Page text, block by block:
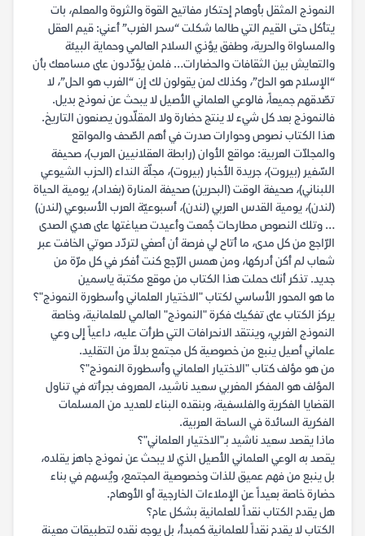
النموذج المثقل بأوهام إحتكار مفاتيح القوة والثروة والمعلم، بات
يتأكل حتى القيم التي طالما شكلت “سحر الغرب” أعني: قيم العقل
والمساواة والحرية، وطفق يؤذي السلام العالمي وحماية البيئة
والتعايش بين الثقافات والحضارات… فلمن يؤدّدون على مسامعك بأن
“الإسلام هو الحلّ”، وكذلك لمن يقولون لك إن “الغرب هو الحل”، لا
تصّدقهم جميعاً، فالوعي العلماني الأصيل لا يبحث عن نموذج بديل.
فالنموذج بعد كل شيء لا ينتج حضارة ولا المقلّدون يصنعون التاريخ.
هذا الكتاب نصوص وحوارات صدرت في أهم الصّحف والمواقع
والمجلاّت العربية: مواقع الأوان (رابطة العقلانيين العرب)، صحيفة
السّفير (بيروت)، جريدة الأخبار (بيروت)، مجلّة النداء (الحزب الشيوعي
اللبناني)، صحيفة الوقت (البحرين) صحيفة المنارة (بغداد)، يومية الحياة
(لندن)، يومية القدس العربي (لندن)، أسبوعيّة العرب الأسبوعي (لندن)
… وتلك النصوص مطارحات جُمعت وأعيدت صياغتها على هدي الصدى
الرّاجع من كل مدى، ما أتاح لي فرصة أن أصغي لتردّد صوتي الخافت عبر
شعاب لم أكن أدركها، ومن همس الرّجع كنت أفكر في كل مرّة من
جديد. تذكر أنك حملت هذا الكتاب من موقع مكتبة ياسمين
ما هو المحور الأساسي لكتاب "الاختيار العلماني وأسطورة النموذج"؟
يركز الكتاب على تفكيك فكرة "النموذج" العالمي للعلمانية، وخاصة
النموذج الغربي، وينتقد الانحرافات التي طرأت عليه، داعياً إلى وعي
علماني أصيل ينبع من خصوصية كل مجتمع بدلاً من التقليد.
من هو مؤلف كتاب "الاختيار العلماني وأسطورة النموذج"؟
المؤلف هو المفكر المغربي سعيد ناشيد، المعروف بجرأته في تناول
القضايا الفكرية والفلسفية، وبنقده البناء للعديد من المسلمات
الفكرية السائدة في الساحة العربية.
ماذا يقصد سعيد ناشيد بـ"الاختيار العلماني"؟
يقصد به الوعي العلماني الأصيل الذي لا يبحث عن نموذج جاهز يقلده،
بل ينبع من فهم عميق للذات وخصوصية المجتمع، ويُسهم في بناء
حضارة خاصة بعيداً عن الإملاءات الخارجية أو الأوهام.
هل يقدم الكتاب نقداً للعلمانية بشكل عام؟
الكتاب لا يقدم نقداً للعلمانية كمبدأ، بل يوجه نقده لتطبيقات معينة